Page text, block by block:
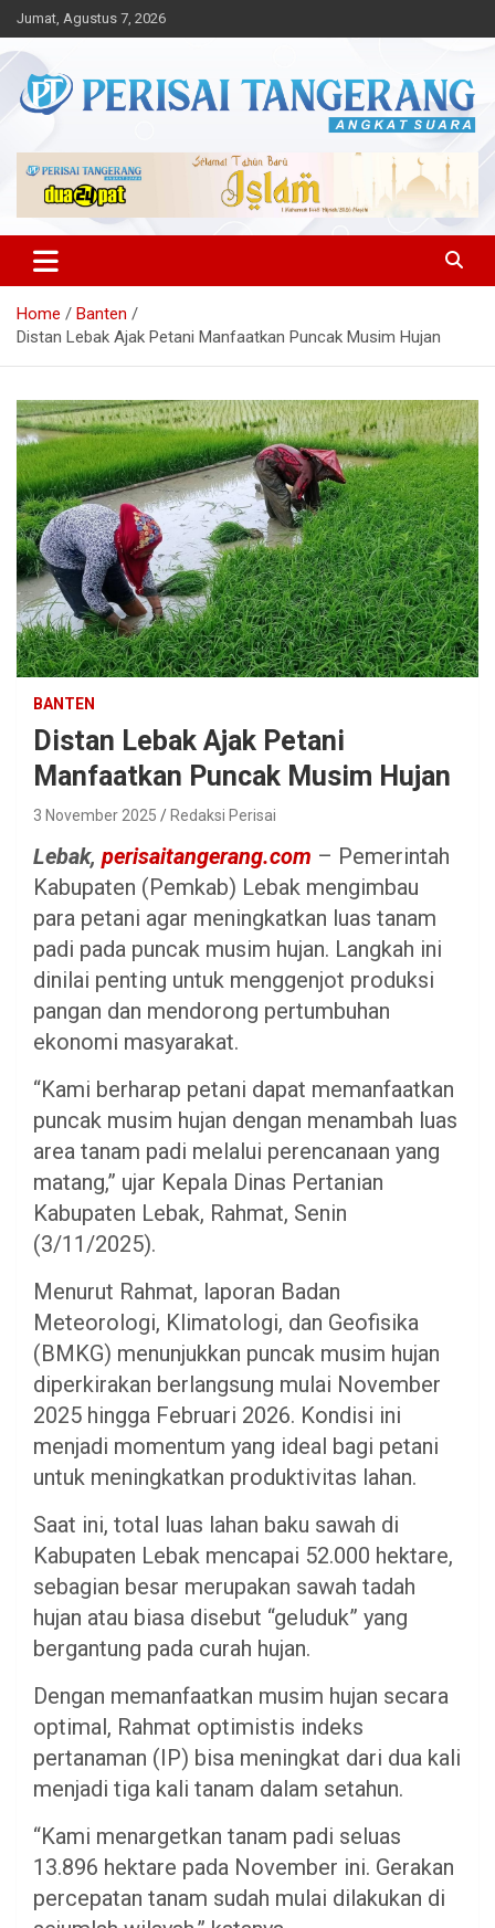
Skip
to
content
Jumat, Agustus 7, 2026
Perisai Tangerang – Angkat
Suara
Home
Banten
Distan Lebak Ajak Petani Manfaatkan Puncak Musim Hujan
BANTEN
Distan Lebak Ajak Petani
Manfaatkan Puncak Musim Hujan
3 November 2025 Redaksi Perisai
Lebak, perisaitangerang.com – Pemerintah
Kabupaten (Pemkab) Lebak mengimbau
para petani agar meningkatkan luas tanam
padi pada puncak musim hujan. Langkah ini
dinilai penting untuk menggenjot produksi
pangan dan mendorong pertumbuhan
ekonomi masyarakat.
“Kami berharap petani dapat memanfaatkan
puncak musim hujan dengan menambah luas
area tanam padi melalui perencanaan yang
matang,” ujar Kepala Dinas Pertanian
Kabupaten Lebak, Rahmat, Senin
(3/11/2025).
Menurut Rahmat, laporan Badan
Meteorologi, Klimatologi, dan Geofisika
(BMKG) menunjukkan puncak musim hujan
diperkirakan berlangsung mulai November
2025 hingga Februari 2026. Kondisi ini
menjadi momentum yang ideal bagi petani
untuk meningkatkan produktivitas lahan.
Saat ini, total luas lahan baku sawah di
Kabupaten Lebak mencapai 52.000 hektare,
sebagian besar merupakan sawah tadah
hujan atau biasa disebut “geluduk” yang
bergantung pada curah hujan.
Dengan memanfaatkan musim hujan secara
optimal, Rahmat optimistis indeks
pertanaman (IP) bisa meningkat dari dua kali
menjadi tiga kali tanam dalam setahun.
“Kami menargetkan tanam padi seluas
13.896 hektare pada November ini. Gerakan
percepatan tanam sudah mulai dilakukan di